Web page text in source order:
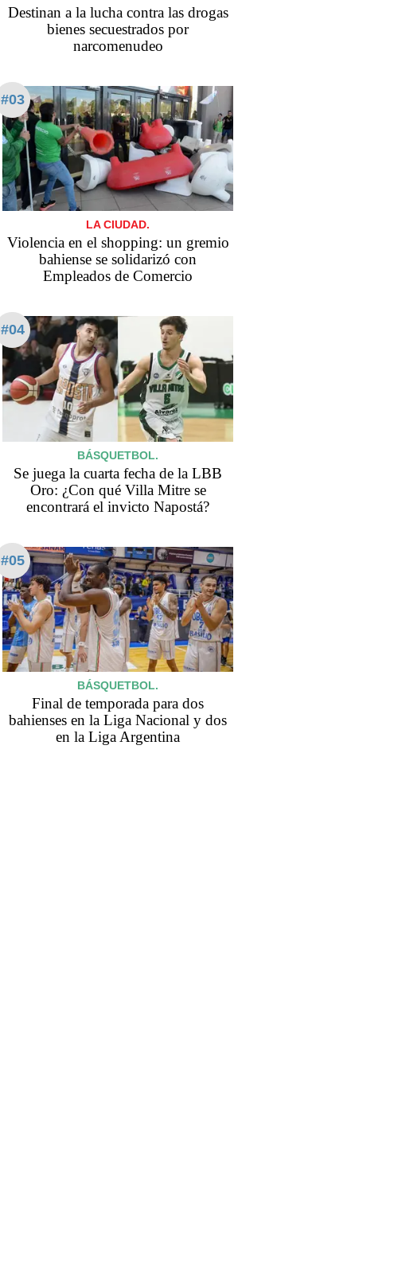
Destinan a la lucha contra las drogas
bienes secuestrados por
narcomenudeo
#03
LA CIUDAD.
Violencia en el shopping: un gremio
bahiense se solidarizó con
Empleados de Comercio
#04
BÁSQUETBOL.
Se juega la cuarta fecha de la LBB
Oro: ¿Con qué Villa Mitre se
encontrará el invicto Napostá?
#05
BÁSQUETBOL.
Final de temporada para dos
bahienses en la Liga Nacional y dos
en la Liga Argentina